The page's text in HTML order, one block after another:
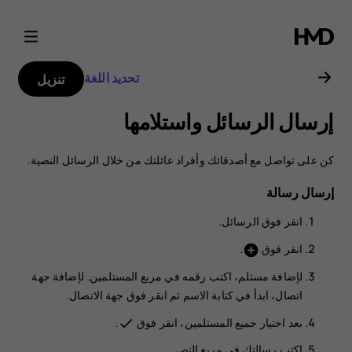
دليل
مستخدم
هاتف
Nokia
2.1
تحديد اللغة تنزيل
إرسال الرسائل واستلامها
كن على تواصل مع أصدقائك وأفراد عائلتك من خلال الرسائل النصية.
إرسال رسالة
انقر فوق الرسائل.
انقر فوق add_circle
.
لإضافة مستلم، اكتب رقمه في مربع المستلمين. لإضافة جهة
اتصال، ابدأ في كتابة الاسم ثم انقر فوق جهة الاتصال.
بعد اختيار جميع المستلمين، انقر فوق done
.